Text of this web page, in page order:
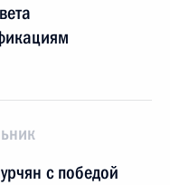
с победой